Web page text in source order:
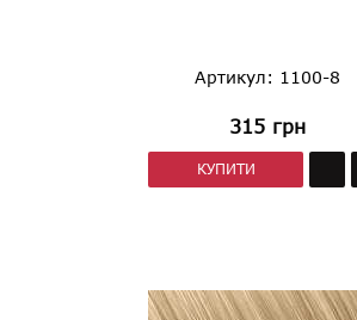
Артикул: 1100-8
315 грн
КУПИТИ